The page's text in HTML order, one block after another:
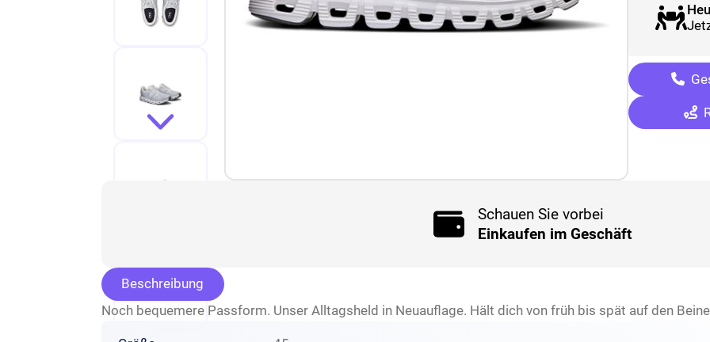
Schauen Sie vorbei
Einkaufen im Geschäft
Beschreibung
Noch bequemere Passform. Unser Alltagsheld in Neuauflage. Hält dich von früh bis spät auf den